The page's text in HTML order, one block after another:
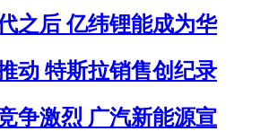
之后 亿纬锂能成为华
动 特斯拉销售创纪录
争激烈 广汽新能源宣